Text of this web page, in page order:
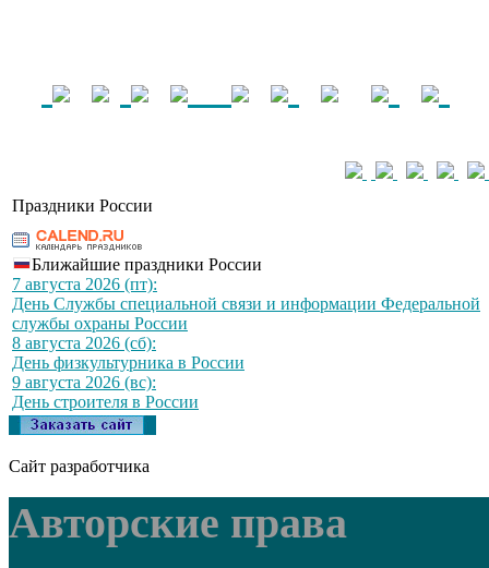
Праздники России
Ближайшие праздники России
7 августа 2026 (пт):
День Службы специальной связи и информации Федеральной
службы охраны России
8 августа 2026 (сб):
День физкультурника в России
9 августа 2026 (вс):
День строителя в России
Сайт разработчика
Авторские права